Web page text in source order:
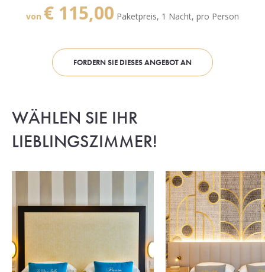
von € 115,00 Paketpreis, 1 Nacht, pro Person
FORDERN SIE DIESES ANGEBOT AN
WÄHLEN SIE IHR
LIEBLINGSZIMMER!